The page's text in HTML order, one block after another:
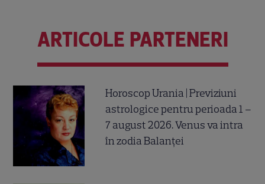
ARTICOLE PARTENERI
Horoscop Urania | Previziuni
astrologice pentru perioada 1 –
7 august 2026. Venus va intra
în zodia Balanței